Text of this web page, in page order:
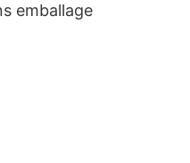
emballage